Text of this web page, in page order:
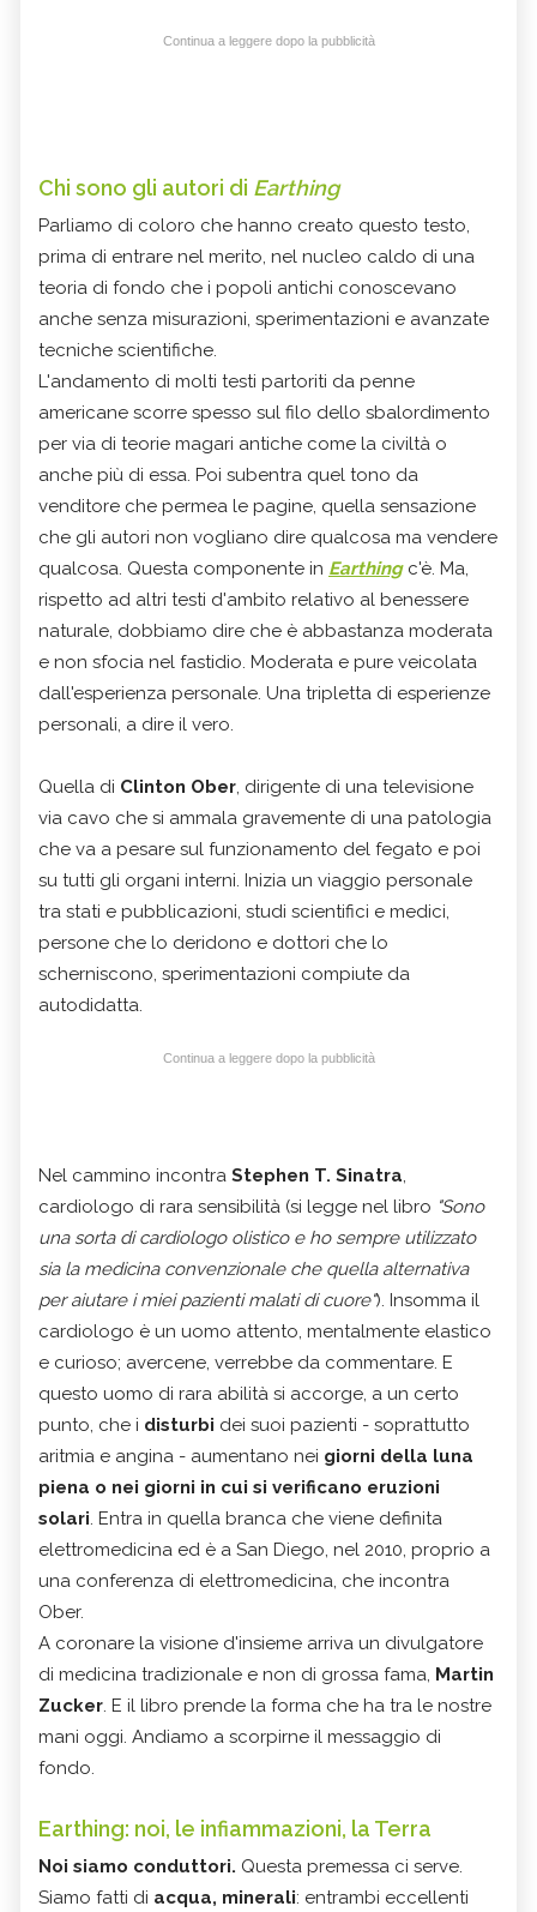
Continua a leggere dopo la pubblicità
Chi sono gli autori di Earthing
Parliamo di coloro che hanno creato questo testo,
prima di entrare nel merito, nel nucleo caldo di una
teoria di fondo che i popoli antichi conoscevano
anche senza misurazioni, sperimentazioni e avanzate
tecniche scientifiche.
L'andamento di molti testi partoriti da penne
americane scorre spesso sul filo dello sbalordimento
per via di teorie magari antiche come la civiltà o
anche più di essa. Poi subentra quel tono da
venditore che permea le pagine, quella sensazione
che gli autori non vogliano dire qualcosa ma vendere
qualcosa. Questa componente in Earthingc'è. Ma,
rispetto ad altri testi d'ambito relativo al benessere
naturale, dobbiamo dire che è abbastanza moderata
e non sfocia nel fastidio. Moderata e pure veicolata
dall'esperienza personale. Una tripletta di esperienze
personali, a dire il vero.
Quella di Clinton Ober, dirigente di una televisione
via cavo che si ammala gravemente di una patologia
che va a pesare sul funzionamento del fegato e poi
su tutti gli organi interni. Inizia un viaggio personale
tra stati e pubblicazioni, studi scientifici e medici,
persone che lo deridono e dottori che lo
scherniscono, sperimentazioni compiute da
autodidatta.
Continua a leggere dopo la pubblicità
Nel cammino incontra Stephen T. Sinatra,
cardiologo di rara sensibilità (si legge nel libro "Sono
una sorta di cardiologo olistico e ho sempre utilizzato
sia la medicina convenzionale che quella alternativa
per aiutare i miei pazienti malati di cuore"). Insomma il
cardiologo è un uomo attento, mentalmente elastico
e curioso; avercene, verrebbe da commentare. E
questo uomo di rara abilità si accorge, a un certo
punto, che i disturbi dei suoi pazienti - soprattutto
aritmia e angina - aumentano nei giorni della luna
piena o nei giorni in cui si verificano eruzioni
solari. Entra in quella branca che viene definita
elettromedicina ed è a San Diego, nel 2010, proprio a
una conferenza di elettromedicina, che incontra
Ober.
A coronare la visione d'insieme arriva un divulgatore
di medicina tradizionale e non di grossa fama, Martin
Zucker. E il libro prende la forma che ha tra le nostre
mani oggi. Andiamo a scorpirne il messaggio di
fondo.
Earthing: noi, le infiammazioni, la Terra
Noi siamo conduttori. Questa premessa ci serve.
Siamo fatti di acqua, minerali: entrambi eccellenti